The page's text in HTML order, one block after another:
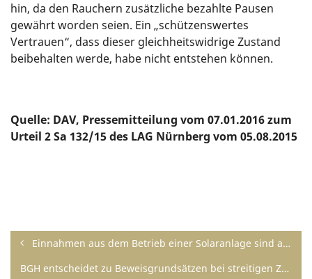
hin, da den Rauchern zusätzliche bezahlte Pausen
gewährt worden seien. Ein „schützenswertes
Vertrauen“, dass dieser gleichheitswidrige Zustand
beibehalten werde, habe nicht entstehen können.
Quelle: DAV, Pressemitteilung vom 07.01.2016 zum
Urteil 2 Sa 132/15 des LAG Nürnberg vom 05.08.2015
Einnahmen aus dem Betrieb einer Solaranlage sind auf Altersrente anzurechnen
BGH entscheidet zu Beweisgrundsätzen bei streitigen Zahlungsaufträgen im Onlinebanking